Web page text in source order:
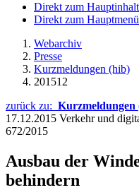
Direkt zum
Direkt zum
Webarchiv
Presse
Kurzmeldungen (hib)
201512
zurück zu: Kurzmeldungen
17.12.2015 Verkehr und
672/2015
Ausbau der
behindern